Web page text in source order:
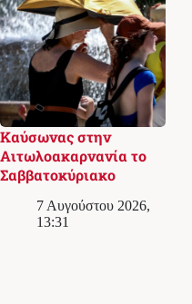
Καύσωνας στην
Αιτωλοακαρνανία το
Σαββατοκύριακο
7 Αυγούστου 2026,
13:31